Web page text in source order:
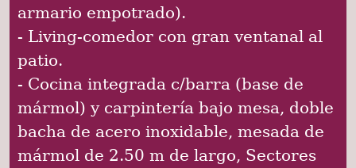
armario empotrado).
- Living-comedor con gran ventanal al
patio.
- Cocina integrada c/barra (base de
mármol) y carpintería bajo mesa, doble
bacha de acero inoxidable, mesada de
mármol de 2.50 m de largo, Sectores